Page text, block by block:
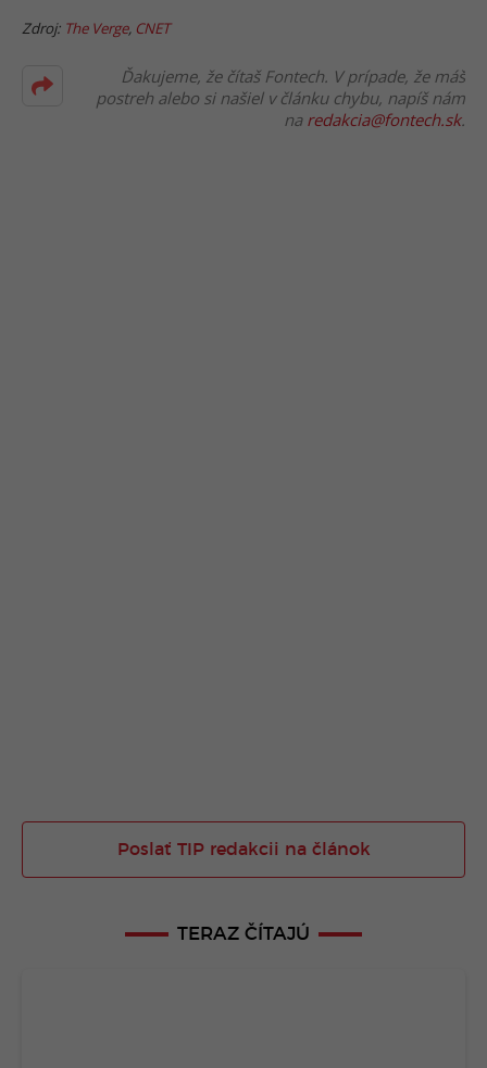
Zdroj: The Verge, CNET
Ďakujeme, že čítaš Fontech. V prípade, že máš
postreh alebo si našiel v článku chybu, napíš nám
na redakcia@fontech.sk.
Poslať TIP redakcii na článok
TERAZ ČÍTAJÚ